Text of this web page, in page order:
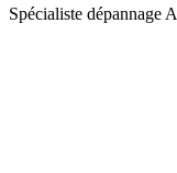
Spécialiste dépannage